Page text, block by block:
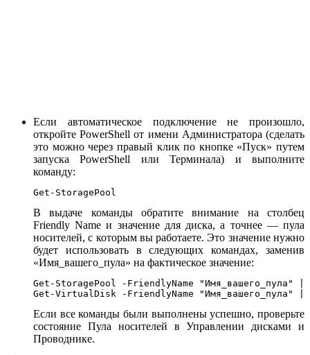
Если автоматическое подключение не произошло,
откройте PowerShell от имени Администратора (сделать
это можно через правый клик по кнопке «Пуск» путем
запуска PowerShell или Терминала) и выполните
команду:
Get-StoragePool
В выдаче команды обратите внимание на столбец
Friendly Name и значение для диска, а точнее — пула
носителей, с которым вы работаете. Это значение нужно
будет использовать в следующих командах, заменив
«Имя_вашего_пула» на фактическое значение:
Get-StoragePool -FriendlyName
Get-VirtualDisk -FriendlyName "Имя_вашего_пула"
Если все команды были выполнены успешно, проверьте
состояние Пула носителей в Управлении дисками и
Проводнике.